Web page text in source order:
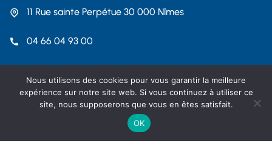
11 Rue sainte Perpétue 30 000 Nîmes
04 66 04 93 00
Copyright 2026 Institut Emmanuel d'Alzon Nîmes
Nous utilisons des cookies pour vous garantir la meilleure
expérience sur notre site web. Si vous continuez à utiliser ce
site, nous supposerons que vous en êtes satisfait.
OK